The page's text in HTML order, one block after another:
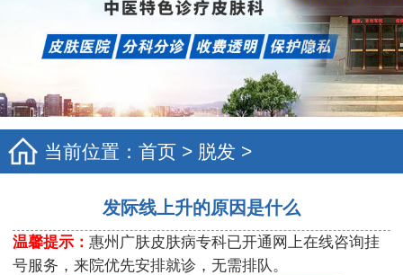
当前位置： 首页 > 脱发 >
发际线上升的原因是什么
温馨提示： 惠州广肤皮肤病专科已开通网上在线咨询挂
号服务，来院优先安排就诊，无需排队。